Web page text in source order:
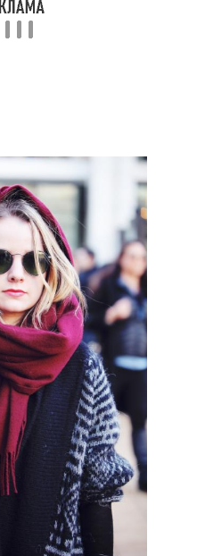
Шарф для зимней
повязки
Шарф в стиле
Шарф в виде
Шарфы для разных
случаев